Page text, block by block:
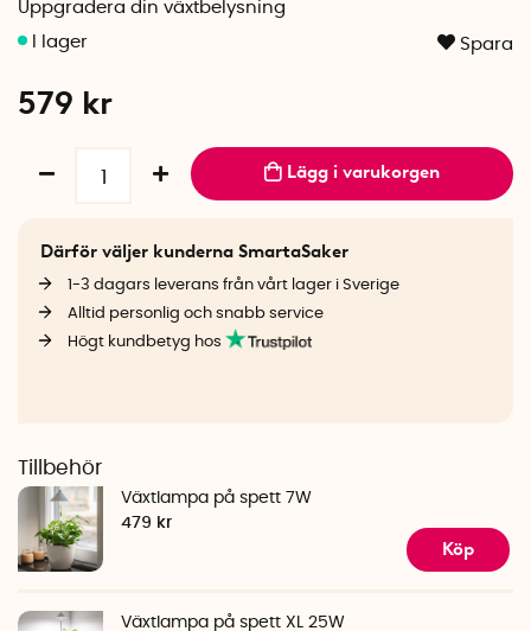
Uppgradera din växtbelysning
Spara
579 kr
Lägg i varukorgen
Därför väljer kunderna SmartaSaker
1-3 dagars leverans från vårt lager i Sverige
Alltid personlig och snabb service
Högt kundbetyg hos
Tillbehör
Växtlampa på spett 7W
479 kr
Köp
Växtlampa på spett XL 25W